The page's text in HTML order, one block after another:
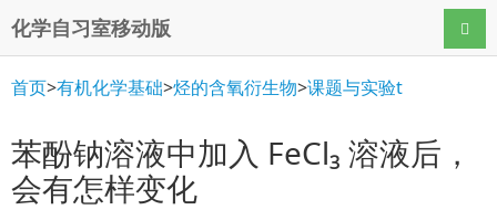
化学自习室移动版 导航
首页>有机化学基础>烃的含氧衍生物>课题与实验t
苯酚钠溶液中加入 FeCl₃ 溶液后，
会有怎样变化